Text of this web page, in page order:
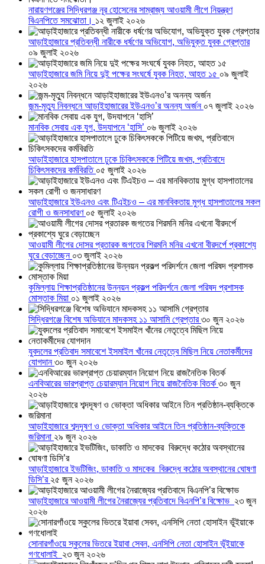
নারায়ণগঞ্জের সিদ্ধিরগঞ্জ নূর হোসেনের সাম্রাজ্য আওয়ামী লীগে নিয়ন্ত্রণ
বিএনপিতে সমঝোতা। ১২ জুলাই ২০২৬
আড়াইহাজারে প্রতিবন্ধী নারীকে ধর্ষণের অভিযোগ, অভিযুক্ত যুবক গ্রেপ্তার
০৯ জুলাই ২০২৬
আড়াইহাজারে জমি নিয়ে দুই পক্ষের সংঘর্ষে যুবক নিহত, আহত ১৫ ০৯ জুলাই
২০২৬
জন্ম-মৃত্যু নিবন্ধনে আড়াইহাজারের ইউএনও’র অনন্য অর্জন ০৭ জুলাই ২০২৬
মানবিক সেবায় এক যুগ, উদযাপনে ‘হাসি’ ০৬ জুলাই ২০২৬
আড়াইহাজারে হাসপাতালে ঢুকে চিকিৎসককে পিটিয়ে জখম, প্রতিবাদে
চিকিৎসকদের কর্মবিরতি ০৫ জুলাই ২০২৬
আড়াইহাজারে ইউএনও এবং টিএইচও – এর মানবিকতায় মুগ্ধ হাসপাতালের সকল
রোগী ও জনসাধারণ ০৫ জুলাই ২০২৬
আওয়ামী লীগের দোসর প্রতারক জগতের শিরমনি মনির এখনো বীরদর্পে প্রকাশ্যে
ঘুরে বেড়াচ্ছেন ০৩ জুলাই ২০২৬
কুমিল্লায় শিক্ষাপ্রতিষ্ঠানের উন্নয়ন প্রকল্প পরিদর্শনে জেলা পরিষদ প্রশাসক
মোস্তাক মিয়া ০১ জুলাই ২০২৬
সিদ্ধিরগঞ্জে বিশেষ অভিযানে মাদকসহ ১১ আসামি গ্রেপ্তার৩০ জুন ২০২৬
যুবদলের প্রতিবাদ সমাবেশে ইসমাইল খাঁনের নেতৃত্বে মিছিল নিয়ে নেতাকর্মীদের
যোগদান৩০ জুন ২০২৬
এনবিআরের ভারপ্রাপ্ত চেয়ারম্যান নিয়োগ নিয়ে রাজনৈতিক বিতর্ক ৩০ জুন
২০২৬
আড়াইহাজারে শব্দদূষণ ও ভোক্তা অধিকার আইনে তিন প্রতিষ্ঠান-ব্যক্তিকে
জরিমানা ২৯ জুন ২০২৬
আড়াইহাজারে ইভটিজিং, ডাকাতি ও মাদকের বিরুদ্ধে কঠোর অবস্থানের ঘোষণা
ডিসি’র ২৫ জুন ২০২৬
আড়াইহাজারে আওয়ামী লীগের নৈরাজ্যের প্রতিবাদে বিএনপি’র বিক্ষোভ ২৩ জুন
২০২৬
সোনারগাঁওয়ে স্কুলের ভিতরে ইয়াবা সেবন, এনসিপি নেতা হোসাইন ভূঁইয়াকে
গণধোলাই ২৩ জুন ২০২৬